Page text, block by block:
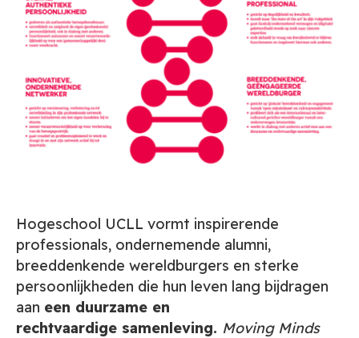
Hogeschool UCLL vormt inspirerende
professionals, ondernemende alumni,
breeddenkende wereldburgers en sterke
persoonlijkheden die hun leven lang bijdragen
aan een duurzame en
rechtvaardige samenleving. Moving Minds